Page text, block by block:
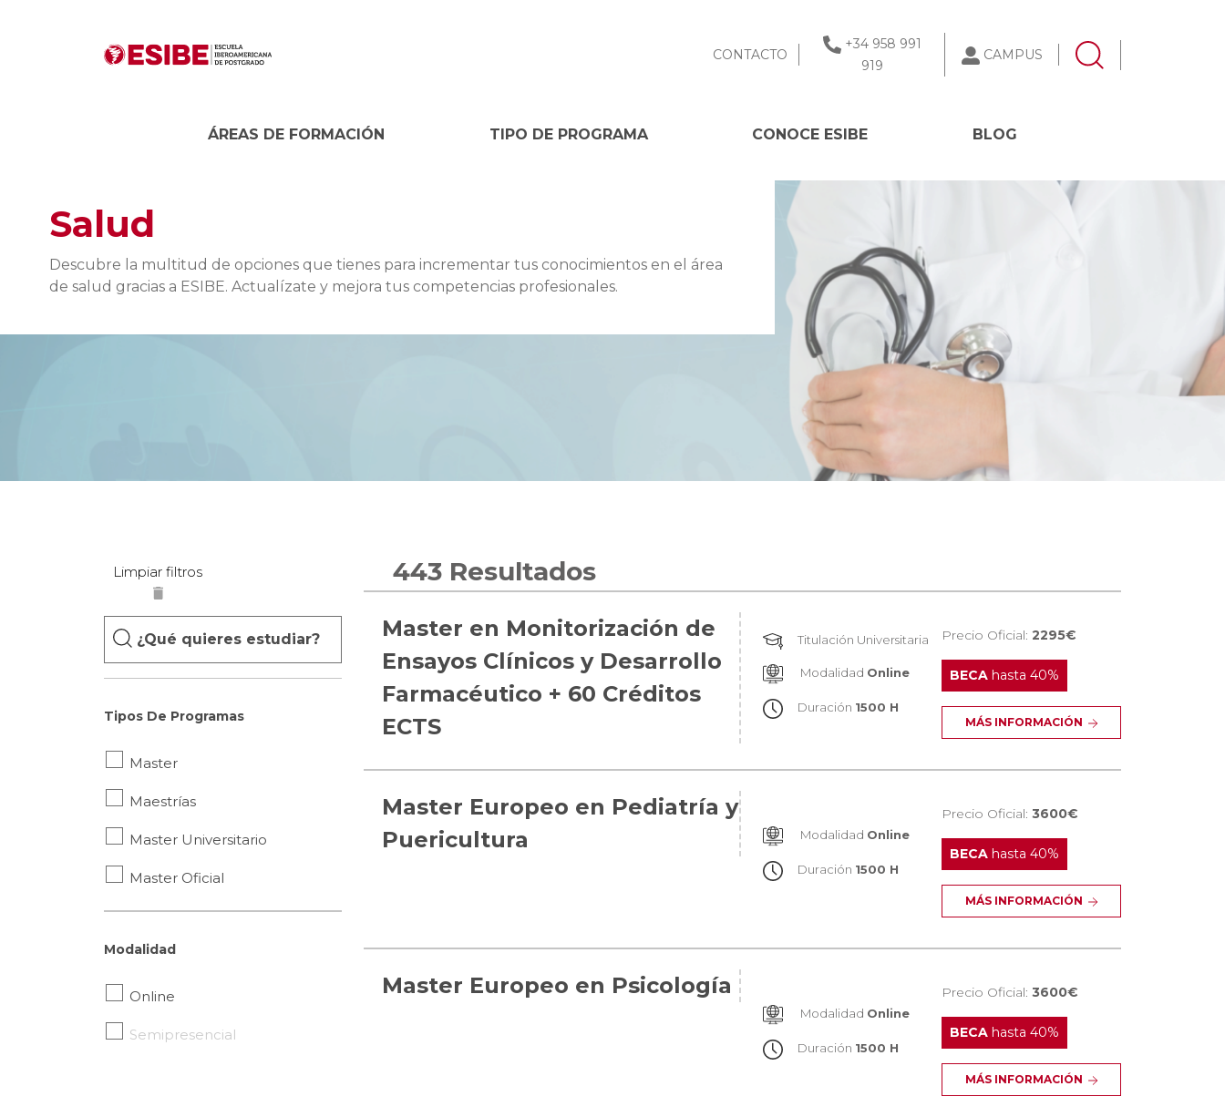
CONTACTO
+34 958 991
919
CAMPUS
ÁREAS DE FORMACIÓN TIPO DE PROGRAMA CONOCE ESIBE BLOG
Salud
Descubre la multitud de opciones que tienes para incrementar tus conocimientos en el área
de salud gracias a ESIBE. Actualízate y mejora tus competencias profesionales.
Key
Tipos De Programas
Master
Maestrías
Master Universitario
Master Oficial
Modalidad
Online
Semipresencial
443 Resultados
Master en Monitorización de
Ensayos Clínicos y Desarrollo
Farmacéutico + 60 Créditos
ECTS
Titulación Universitaria
Modalidad Online
Duración 1500 H
Precio Oficial:2295€
BECA hasta 40%
MÁS INFORMACIÓN
Master Europeo en Pediatría y
Puericultura
Modalidad Online
Duración 1500 H
Precio Oficial:3600€
BECA hasta 40%
MÁS INFORMACIÓN
Master Europeo en Psicología
Modalidad Online
Duración 1500 H
Precio Oficial:3600€
BECA hasta 40%
MÁS INFORMACIÓN